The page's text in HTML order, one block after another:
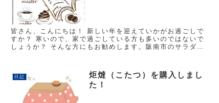
皆さん、こんにちは！ 新しい年を迎えていかがお過ごしで
すか？ 寒いので、家で過ごしている方も多いのではないで
しょうか？ そんな方にもお勧めします。阪南市のサラダホ
日記
炬燵（こたつ）を購入しまし
た！